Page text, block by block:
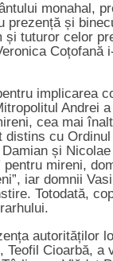
monahal,
prezență și
tuturor celor
Coțofană
implicarea
Andrei
cea mai
cu Ordinul
și
mireni,
iar domnii
Totodată,
autorităților
Cioarbă, a